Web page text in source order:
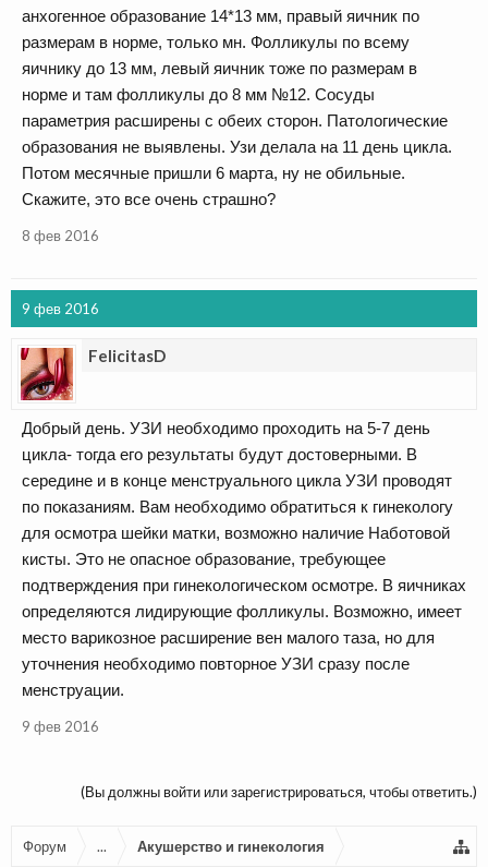
анхогенное образование 14*13 мм, правый яичник по
размерам в норме, только мн. Фолликулы по всему
яичнику до 13 мм, левый яичник тоже по размерам в
норме и там фолликулы до 8 мм №12. Сосуды
параметрия расширены с обеих сторон. Патологические
образования не выявлены. Узи делала на 11 день цикла.
Потом месячные пришли 6 марта, ну не обильные.
Скажите, это все очень страшно?
8 фев 2016
9 фев 2016
FelicitasD
Добрый день. УЗИ необходимо проходить на 5-7 день
цикла- тогда его результаты будут достоверными. В
середине и в конце менструального цикла УЗИ проводят
по показаниям. Вам необходимо обратиться к гинекологу
для осмотра шейки матки, возможно наличие Наботовой
кисты. Это не опасное образование, требующее
подтверждения при гинекологическом осмотре. В яичниках
определяются лидирующие фолликулы. Возможно, имеет
место варикозное расширение вен малого таза, но для
уточнения необходимо повторное УЗИ сразу после
менструации.
9 фев 2016
(Вы должны войти или зарегистрироваться, чтобы ответить.)
Форум ... Акушерство и гинекология